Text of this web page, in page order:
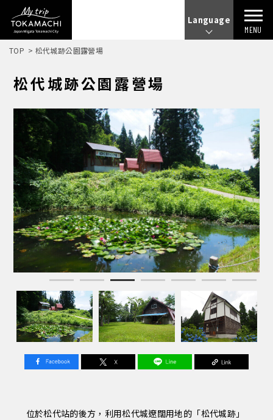
Language
MENU
TOP
松代城跡公園露營場
松代城跡公園露營場
1 2 3 4 5 6 7
位於松代站的後方，利用松代城遼闊用地的「松代城跡」